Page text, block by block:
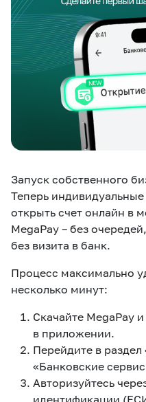
Услуги
Звонки и SMS
Партнерам
Карта
MegaTV
Запуск собственного
Теперь
открыть счет онлайн в
MegaPay – без
без визита в банк.
Процесс максимально
несколько минут:
Скачайте MegaPay
в приложении.
Перейдите в
«Банковские
Авторизуйтесь
идентификации